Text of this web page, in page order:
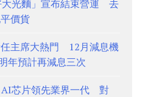
大光麵」宣布結束營運 去
價貨
主席大熱門 12月減息機
年預計再減息三次
AI芯片領先業界一代 對